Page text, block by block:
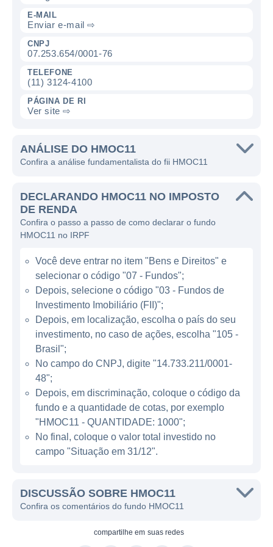
específicas, como uma área bruta locável
considerável e localização em regiões com
densidade populacional alta. O objetivo é
garantir que os shoppings tenham um fluxo
contínuo de visitantes, o que pode aumentar
gerar mais receitas para o fundo.
shopping centers, mas também pode
destinar alguns recursos para outros ativos
além de aplicar em Certificados de
Recebíveis Imobiliários (CRI). Essa
diversificação ajuda a mitigar riscos e
investimentos realizados.
CARACTERÍSTICAS DO FII HMOC11
A principal meta do HMOC11 é proporcionar
uma renda mensal sólida aos cotistas. Isso é
conseguido através da arrecadação de
aluguéis das lojas dentro dos shoppings,
bem como da valorização consultada dos
imóveis ao longo do tempo. O fundo oferece
aos investidores uma maneira de entrar no
mercado imobiliário, permitindo-lhes
beneficiarse dos resultados gerados pelos
O HMOC11 tem permissões estatutárias que
ativos imobiliários além de shopping centers.
E-MAIL
Enviar e-mail ⇨
CNPJ
07.253.654/0001-76
TELEFONE
(11) 3124-4100
PÁGINA DE RI
Ver site ⇨
ANÁLISE DO HMOC11
Confira a análise fundamentalista do fii HMOC11
DECLARANDO HMOC11 NO IMPOSTO
DE RENDA
Confira o passo a passo de como declarar o fundo
HMOC11 no IRPF
Você deve entrar no item "Bens e Direitos" e
selecionar o código "07 - Fundos";
Depois, selecione o código "03 - Fundos de
Investimento Imobiliário (FII)";
Depois, em localização, escolha o país do seu
investimento, no caso de ações, escolha "105 -
Brasil";
No campo do CNPJ, digite "14.733.211/0001-
48";
Depois, em discriminação, coloque o código da
fundo e a quantidade de cotas, por exemplo
"HMOC11 - QUANTIDADE: 1000";
No final, coloque o valor total investido no
campo "Situação em 31/12".
DISCUSSÃO SOBRE HMOC11
Confira os comentários do fundo HMOC11
compartilhe em suas redes